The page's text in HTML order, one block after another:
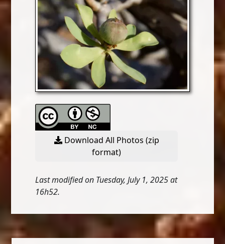
Download All Photos (zip
format)
Last modified on Tuesday, July 1, 2025 at
16h52.